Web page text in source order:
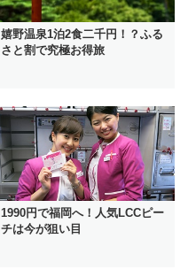
嬉野温泉1泊2食二千円！？ふる
さと割で究極お得旅
1990円で福岡へ！人気LCCピー
チは今が狙い目